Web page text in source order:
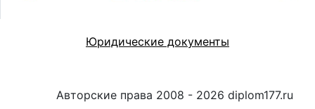
Юридические документы
Авторские права 2008 - 2026 diplom177.ru